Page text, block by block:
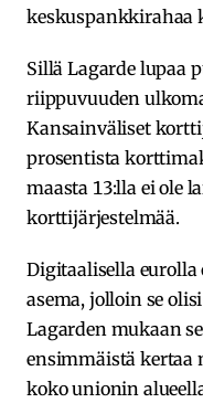
keskuspankkirahaa
Sillä Lagarde lupaa
riippuvuuden
Kansainväliset
prosentista
maasta 13:lla ei ole
korttijärjestelmää.
Digitaalisella
asema, jolloin se
Lagarden mukaan
ensimmäistä kertaa
koko unionin